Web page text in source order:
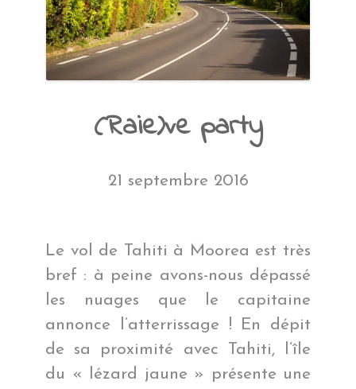
(Raie)ve party
21 septembre 2016
Le vol de Tahiti à Moorea est très
bref : à peine avons-nous dépassé
les nuages que le capitaine
annonce l’atterrissage ! En dépit
de sa proximité avec Tahiti, l’île
du « lézard jaune » présente une